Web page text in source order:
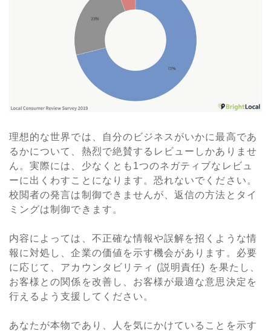
理想的な世界では、自分のビジネスがいかに最高であ
るかについて、熱烈で絶賛するレビューしかありませ
ん。実際には、少なくとも 1つのネガティブなレビュ
ーに出くわすことになります。恐れないでください。
校閲者の発言は制御できませんが、返信の方法とタイ
ミングは制御できます。
内容によっては、不正確な情報や誤解を招くような情
報に対処し、企業の価値を示す機会があります。必要
に応じて、アカウンタビリティ (説明責任) を果たし、
お客様との関係を改善し、お客様が最適な意思決定を
行えるよう支援してください。
あなたが本物であり、人を気にかけていることを示す